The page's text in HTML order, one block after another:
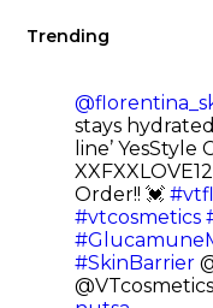
Trending
stays
line’ YesStyle
Order!! 💓
#vtcosmetics
#SkinBarrier